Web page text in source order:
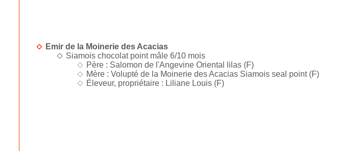
Emir de la Moinerie des Acacias
Siamois chocolat point mâle 6/10 mois
Père : Salomon de l'Angevine Oriental lilas (F)
Mère : Volupté de la Moinerie des Acacias Siamois seal point (F)
Éleveur, propriétaire : Liliane Louis (F)